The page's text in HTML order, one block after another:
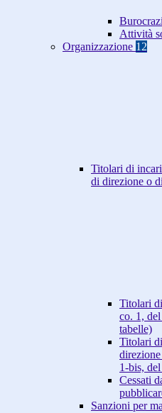
Attività
Organizzazione 12
Titolari di
di direzione o
Titolari
co. 1,
tabelle)
Titolari
1-bis,
Cessati
Sanzioni per